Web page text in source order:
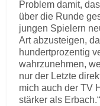
Problem damit,
über die Runde
jungen Spielern
Art abzusteigen,
hundertprozentig
wahrzunehmen,
nur der Letzte
mich auch der TV
stärker als